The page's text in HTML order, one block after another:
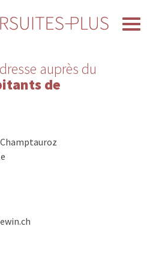
auprès du
de